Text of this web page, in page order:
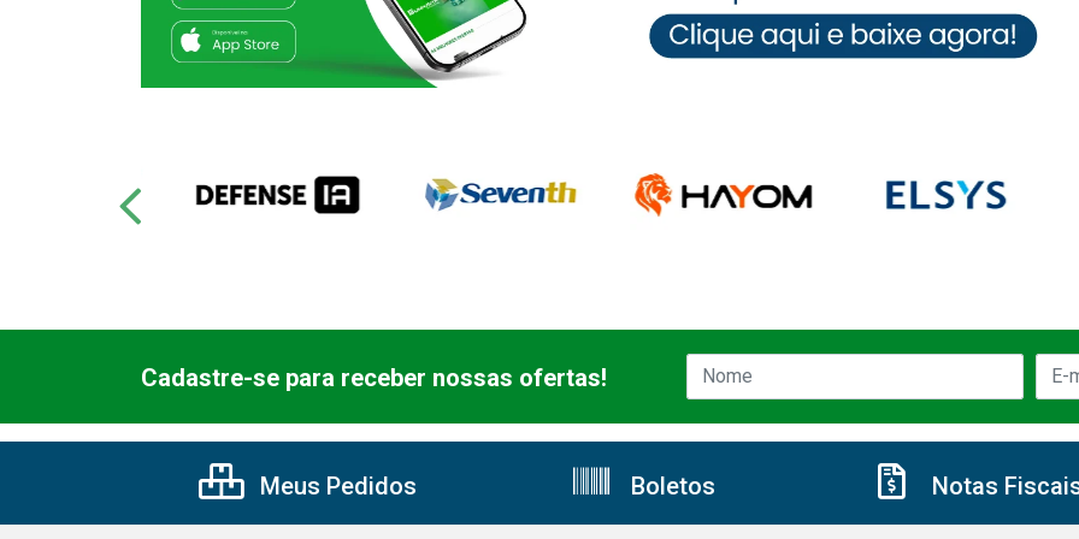
Cadastre-se para receber nossas ofertas!
Meus Pedidos Boletos Notas